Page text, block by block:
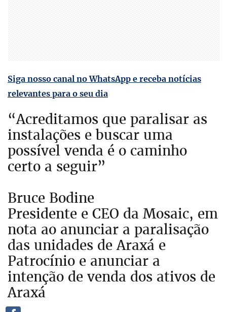
Siga nosso canal no WhatsApp e receba notícias
relevantes para o seu dia
“Acreditamos que paralisar as
instalações e buscar uma
possível venda é o caminho
certo a seguir”
Bruce Bodine
Presidente e CEO da Mosaic, em
nota ao anunciar a paralisação
das unidades de Araxá e
Patrocínio e anunciar a
intenção de venda dos ativos de
Araxá